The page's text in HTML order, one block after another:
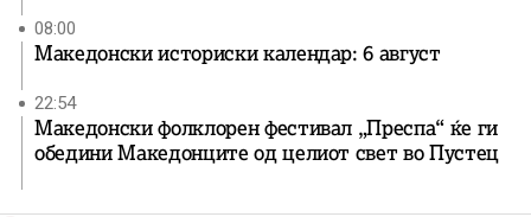
08:00
Македонски историски календар: 6 август
22:54
Македонски фолклорен фестивал „Преспа“ ќе ги
обедини Македонците од целиот свет во Пустец